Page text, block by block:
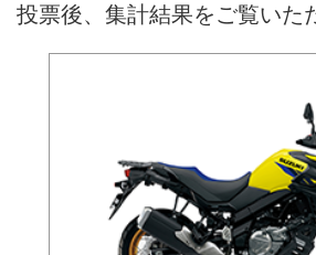
投票後、集計結果をご覧いた